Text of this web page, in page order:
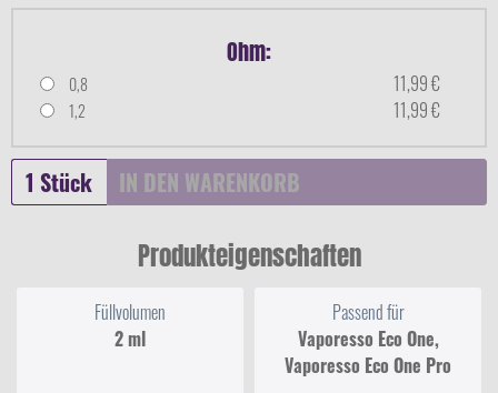
Ohm:
0,8 11,99 €
1,2 11,99 €
IN DEN WARENKORB
Produkteigenschaften
Füllvolumen
2 ml
Passend für
Vaporesso Eco One,
Vaporesso Eco One Pro